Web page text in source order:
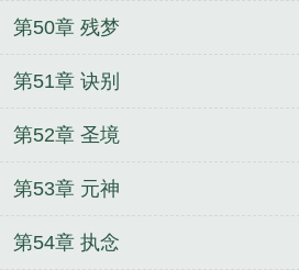
第50章 残梦
第51章 诀别
第52章 圣境
第53章 元神
第54章 执念